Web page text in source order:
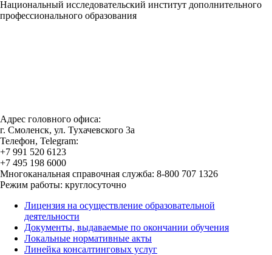
Национальный исследовательский институт дополнительного
профессионального образования
Адрес головного офиса:
г. Смоленск, ул. Тухачевского 3а
Телефон, Telegram:
+7 991 520 6123
+7 495 198 6000
Многоканальная справочная служба: 8-800 707 1326
Режим работы: круглосуточно
Лицензия на осуществление образовательной
деятельности
Документы, выдаваемые по окончании обучения
Локальные нормативные акты
Линейка консалтинговых услуг